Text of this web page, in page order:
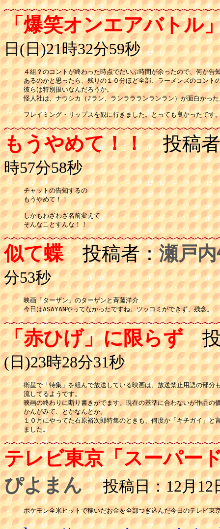
「爆笑オンエアバトル
日(日)21時32分59秒
４組？のコントが終わった時点でだいぶ時間が余ったので、何か告
あるのかと思ったら、残りの１０分ほど全部、ラーメンズのコント
彼らは特別扱いなんだろうか。
怪人社は、ナウシカ（♪ラン、ランララランランラン）が面白かっ
フレイミング・リップスを観に行きました。とっても良かったです
もうやめて！！投稿
時57分58秒
チャットの告知するの
もうやめて！！
しかもわざわざ名前変えて
似て蝶投稿者：瀬戸
分53秒
映画「ターザン」のターザンと斉藤洋介
今日はASAYANやってなかったですね。ツッコミができず、残念。
「赤ひげ」に限らず投
(日)23時28分31秒
衛星で「特集」を組んで放送している映画は、放送禁止用語の部分
流してるようです。
映画の終わりに断り書きがでます。現在の基準に合わないが作品の
かんがみて、とかなんとか。
１０月にやってた石原裕次郎特集のときも、何度か「キチガイ」と
ました。
テレビ東京「スーパー
ぴよまん 投稿日：12月12
ポケモン全米ヒットで稼いだお金を全部つぎ込んだ今日のテレビ東